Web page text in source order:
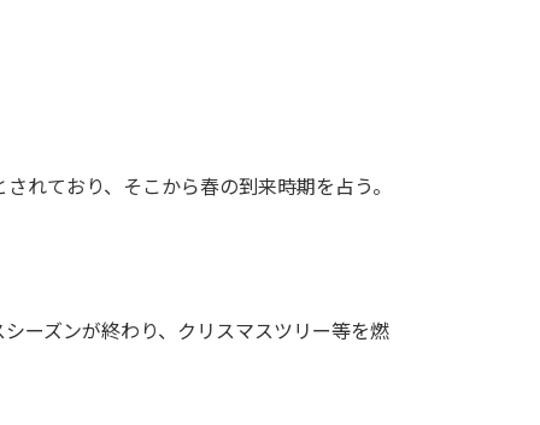
れており、そこから春の到来時期を占う。
ーズンが終わり、クリスマスツリー等を燃